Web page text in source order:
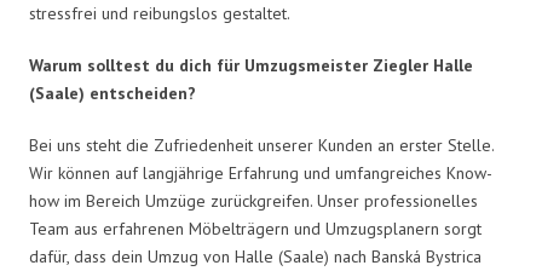
stressfrei und reibungslos gestaltet.
Warum solltest du dich für Umzugsmeister Ziegler Halle
(Saale) entscheiden?
Bei uns steht die Zufriedenheit unserer Kunden an erster Stelle.
Wir können auf langjährige Erfahrung und umfangreiches Know-
how im Bereich Umzüge zurückgreifen. Unser professionelles
Team aus erfahrenen Möbelträgern und Umzugsplanern sorgt
dafür, dass dein Umzug von Halle (Saale) nach Banská Bystrica